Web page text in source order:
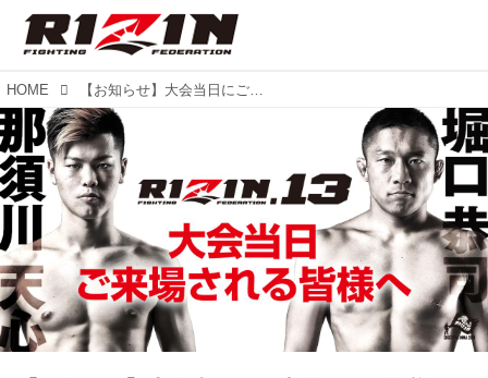
HOME 【お知らせ】大会当日にご来場される皆様へ